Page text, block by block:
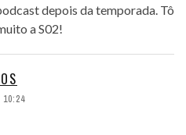
depois da temporada. Tô
a S02!